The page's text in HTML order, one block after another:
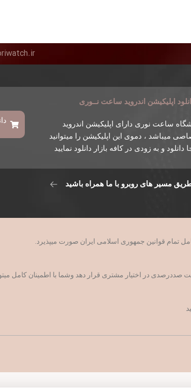
اپلیکیشن اندروید ساعت نــوری
ساعت نوری دارای اپلیکیشن اندروید
میباشد ، دموی این اپلیکیشن را میتوانید
دانلود و به زودی در کافه بازار دانلود نمایید
طریق مسیر های روبرو با ما همراه باشید
در اختیار مشتری قرار دهد وشما با اطمینان کامل